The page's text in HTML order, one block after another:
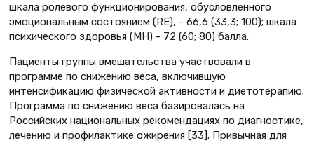
шкала ролевого функционирования, обусловленного
эмоциональным состоянием (RE), - 66,6 (33,3; 100); шкала
психического здоровья (MH) - 72 (60; 80) балла.
Пациенты группы вмешательства участвовали в
программе по снижению веса, включившую
интенсификацию физической активности и диетотерапию.
Программа по снижению веса базировалась на
Российских национальных рекомендациях по диагностике,
лечению и профилактике ожирения [33]. Привычная для